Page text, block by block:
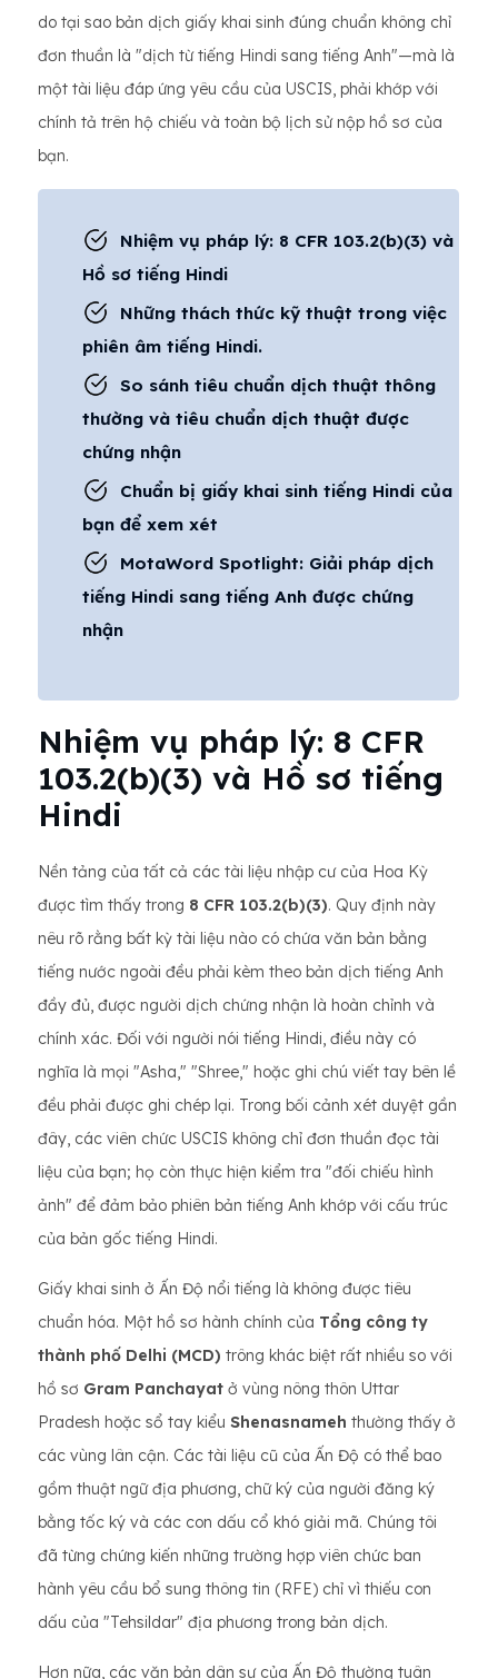
do tại sao bản dịch giấy khai sinh đúng chuẩn không chỉ
đơn thuần là "dịch từ tiếng Hindi sang tiếng Anh"—mà là
một tài liệu đáp ứng yêu cầu của USCIS, phải khớp với
chính tả trên hộ chiếu và toàn bộ lịch sử nộp hồ sơ của
bạn.
Nhiệm vụ pháp lý: 8 CFR 103.2(b)(3) và
Hồ sơ tiếng Hindi
Những thách thức kỹ thuật trong việc
phiên âm tiếng Hindi.
So sánh tiêu chuẩn dịch thuật thông
thường và tiêu chuẩn dịch thuật được
chứng nhận
Chuẩn bị giấy khai sinh tiếng Hindi của
bạn để xem xét
MotaWord Spotlight: Giải pháp dịch
tiếng Hindi sang tiếng Anh được chứng
nhận
Nhiệm vụ pháp lý: 8 CFR
103.2(b)(3) và Hồ sơ tiếng
Hindi
Nền tảng của tất cả các tài liệu nhập cư của Hoa Kỳ
được tìm thấy trong 8 CFR 103.2(b)(3). Quy định này
nêu rõ rằng bất kỳ tài liệu nào có chứa văn bản bằng
tiếng nước ngoài đều phải kèm theo bản dịch tiếng Anh
đầy đủ, được người dịch chứng nhận là hoàn chỉnh và
chính xác. Đối với người nói tiếng Hindi, điều này có
nghĩa là mọi "Asha," "Shree," hoặc ghi chú viết tay bên lề
đều phải được ghi chép lại. Trong bối cảnh xét duyệt gần
đây, các viên chức USCIS không chỉ đơn thuần đọc tài
liệu của bạn; họ còn thực hiện kiểm tra "đối chiếu hình
ảnh" để đảm bảo phiên bản tiếng Anh khớp với cấu trúc
của bản gốc tiếng Hindi.
Giấy khai sinh ở Ấn Độ nổi tiếng là không được tiêu
chuẩn hóa. Một hồ sơ hành chính của Tổng công ty
thành phố Delhi (MCD) trông khác biệt rất nhiều so với
hồ sơ Gram Panchayat ở vùng nông thôn Uttar
Pradesh hoặc sổ tay kiểu Shenasnameh thường thấy ở
các vùng lân cận. Các tài liệu cũ của Ấn Độ có thể bao
gồm thuật ngữ địa phương, chữ ký của người đăng ký
bằng tốc ký và các con dấu cổ khó giải mã. Chúng tôi
đã từng chứng kiến ​​những trường hợp viên chức ban
hành yêu cầu bổ sung thông tin (RFE) chỉ vì thiếu con
dấu của "Tehsildar" địa phương trong bản dịch.
Hơn nữa, các văn bản dân sự của Ấn Độ thường tuân